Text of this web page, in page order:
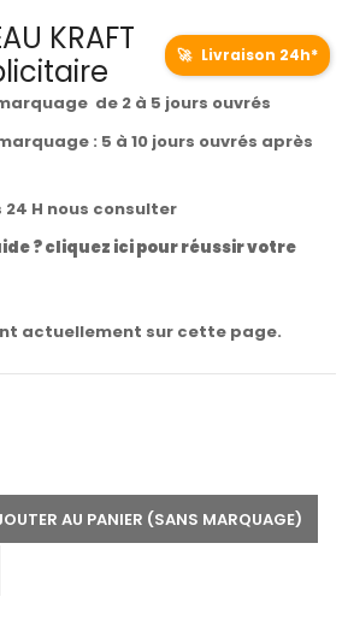
KRAFT
🚀 Livraison 24h*
de 2 à 5 jours ouvrés
: 5 à 10 jours ouvrés après
H nous consulter
? cliquez ici pour réussir votre
actuellement sur cette page.
AU PANIER (SANS MARQUAGE)